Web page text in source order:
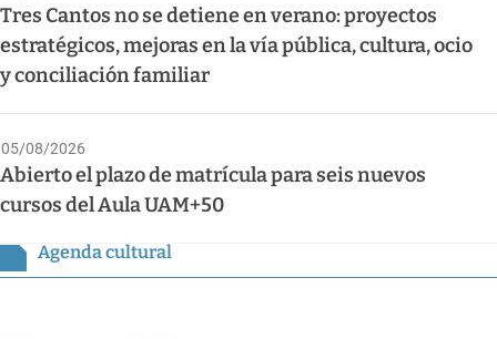
Tres Cantos no se detiene en verano: proyectos
estratégicos, mejoras en la vía pública, cultura, ocio
y conciliación familiar
05/08/2026
Abierto el plazo de matrícula para seis nuevos
cursos del Aula UAM+50
Agenda cultural